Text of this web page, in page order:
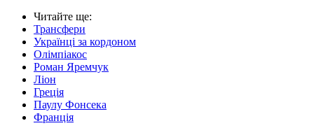
Читайте ще:
Трансфери
Українці за кордоном
Олімпіакос
Роман Яремчук
Ліон
Греція
Паулу Фонсека
Франція